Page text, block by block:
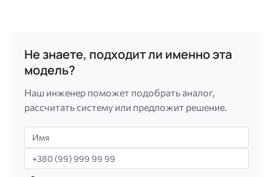
Не знаете, подходит ли именно эта
модель?
Наш инженер поможет подобрать аналог,
рассчитать систему или предложит решение.
Имя
Телефон